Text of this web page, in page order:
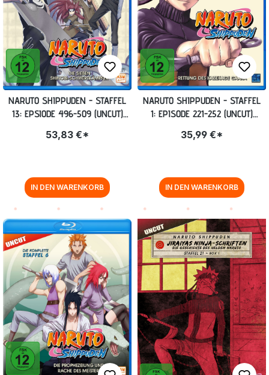
NARUTO SHIPPUDEN - STAFFEL
13: EPSIODE 496-509 (UNCUT)
53,83 €*
IN DEN WARENKORB
NARUTO SHIPPUDEN - STAFFEL
1: EPISODE 221-252 (UNCUT)
35,99 €*
IN DEN WARENKORB